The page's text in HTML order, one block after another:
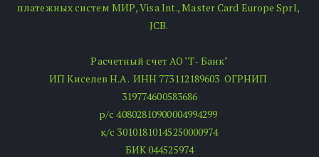
платежных систем МИР, Visa Int., Master Card Europe Sprl,
JCB.
Расчетный счет АО "Т- Банк"
ИП Киселев Н.А.  ИНН 773112189603  ОГРНИП
319774600583686
р/с 40802810900004994299
к/с 30101810145250000974
БИК 044525974